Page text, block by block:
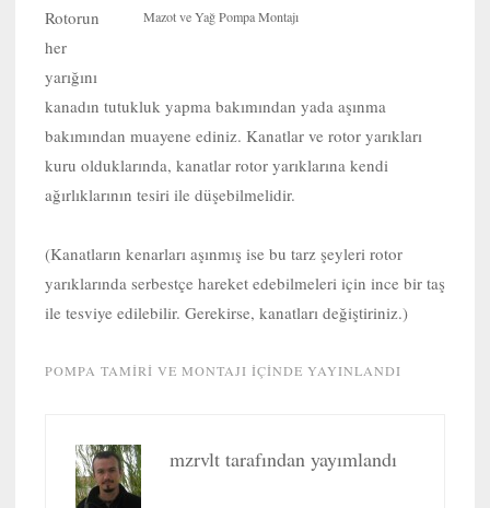
Mazot ve Yağ Pompa Montajı
Rotorun
her
yarığını
kanadın tutukluk yapma bakımından yada aşınma
bakımından muayene ediniz. Kanatlar ve rotor yarıkları
kuru olduklarında, kanatlar rotor yarıklarına kendi
ağırlıklarının tesiri ile düşebilmelidir.
(Kanatların kenarları aşınmış ise bu tarz şeyleri rotor
yarıklarında serbestçe hareket edebilmeleri için ince bir taş
ile tesviye edilebilir. Gerekirse, kanatları değiştiriniz.)
POMPA TAMIRI VE MONTAJI IÇINDE YAYINLANDI
mzrvlt tarafından yayımlandı